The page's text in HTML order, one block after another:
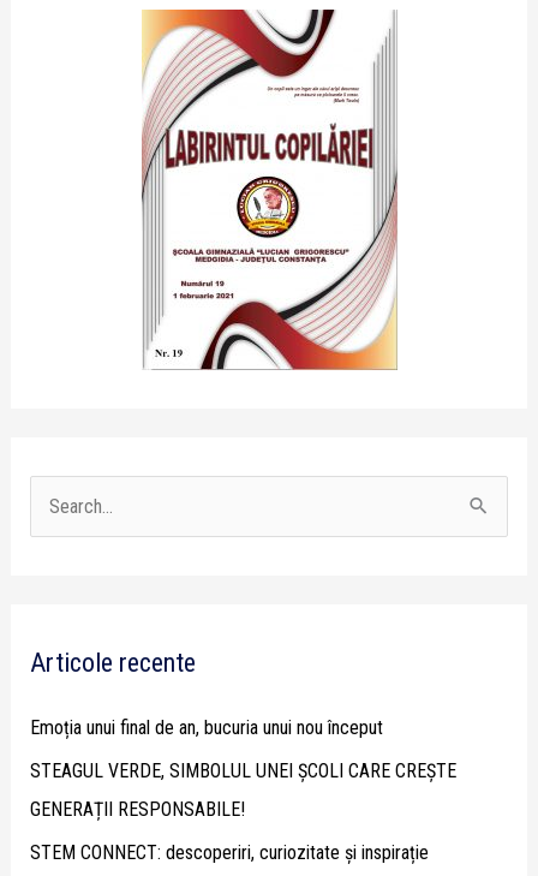
c
o
r
:
Articole recente
Emoția unui final de an, bucuria unui nou început
STEAGUL VERDE, SIMBOLUL UNEI ȘCOLI CARE CREȘTE
GENERAȚII RESPONSABILE!
STEM CONNECT: descoperiri, curiozitate și inspirație